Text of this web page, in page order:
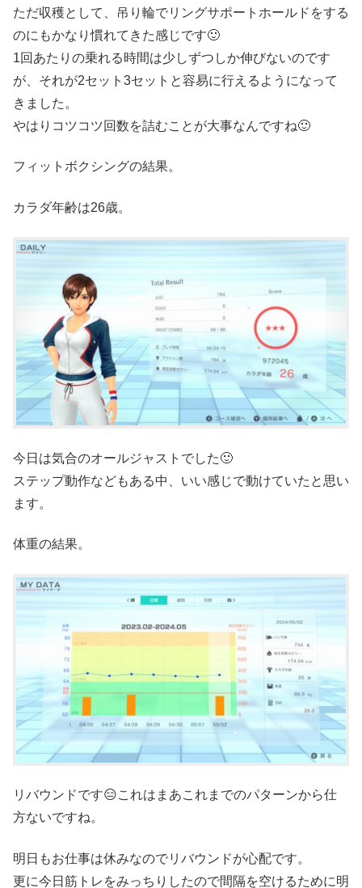
ただ収穫として、吊り輪でリングサポートホールドをする
のにもかなり慣れてきた感じです🙂
1回あたりの乗れる時間は少しずつしか伸びないのです
が、それが2セット3セットと容易に行えるようになって
きました。
やはりコツコツ回数を詰むことが大事なんですね🙂
フィットボクシングの結果。
カラダ年齢は26歳。
今日は気合のオールジャストでした🙂
ステップ動作などもある中、いい感じで動けていたと思い
ます。
体重の結果。
リバウンドです😑これはまあこれまでのパターンから仕
方ないですね。
明日もお仕事は休みなのでリバウンドが心配です。
更に今日筋トレをみっちりしたので間隔を空けるために明